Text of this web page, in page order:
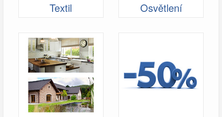
Textil Osvětlení